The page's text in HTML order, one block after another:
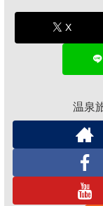
X
温泉